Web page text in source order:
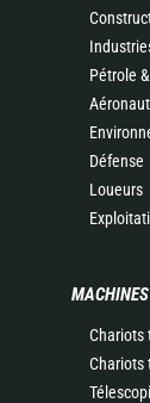
Pétrole
Défense
Loueurs
MACHINES
Chariots
Chariots